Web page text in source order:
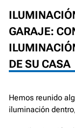
GARAJE:
DE SU CASA
Hemos reunido
iluminación